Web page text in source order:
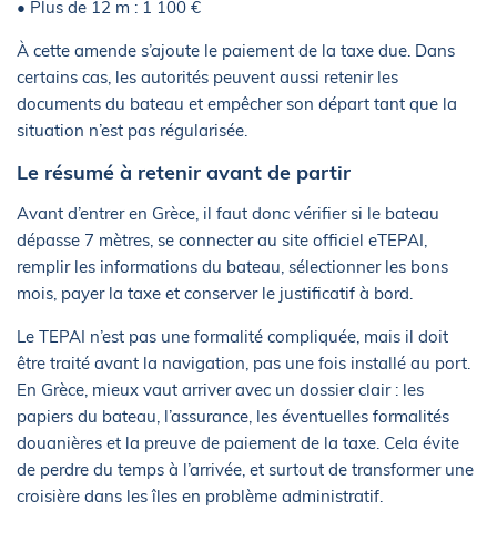
• Plus de 12 m : 1 100 €
À cette amende s’ajoute le paiement de la taxe due. Dans
certains cas, les autorités peuvent aussi retenir les
documents du bateau et empêcher son départ tant que la
situation n’est pas régularisée.
Le résumé à retenir avant de partir
Avant d’entrer en Grèce, il faut donc vérifier si le bateau
dépasse 7 mètres, se connecter au site officiel eTEPAI,
remplir les informations du bateau, sélectionner les bons
mois, payer la taxe et conserver le justificatif à bord.
Le TEPAI n’est pas une formalité compliquée, mais il doit
être traité avant la navigation, pas une fois installé au port.
En Grèce, mieux vaut arriver avec un dossier clair : les
papiers du bateau, l’assurance, les éventuelles formalités
douanières et la preuve de paiement de la taxe. Cela évite
de perdre du temps à l’arrivée, et surtout de transformer une
croisière dans les îles en problème administratif.